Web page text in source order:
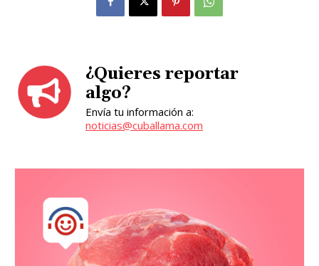
¿Quieres reportar
algo?
Envía tu información a:
noticias@cuballama.com